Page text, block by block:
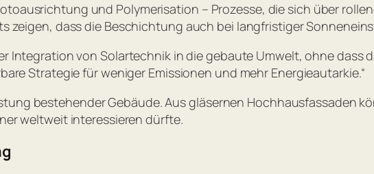
und Polymerisation – Prozesse, die sich über
zeigen, dass die Beschichtung auch bei langfristiger
Integration von Solartechnik in die gebaute Umwelt, ohne dass
Strategie für weniger Emissionen und mehr Energieautarkie.“
bestehender Gebäude. Aus gläsernen Hochhausfassaden
weltweit interessieren dürfte.